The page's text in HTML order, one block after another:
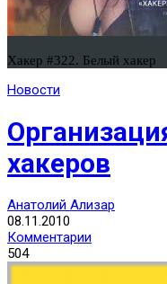
Хакер #322. Белый хакер
Новости
хакеров
Анатолий Ализар
08.11.2010
Комментарии
504